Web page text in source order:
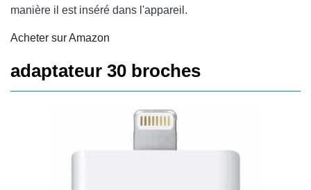
manière il est inséré dans l'appareil.
Acheter sur Amazon
adaptateur 30 broches